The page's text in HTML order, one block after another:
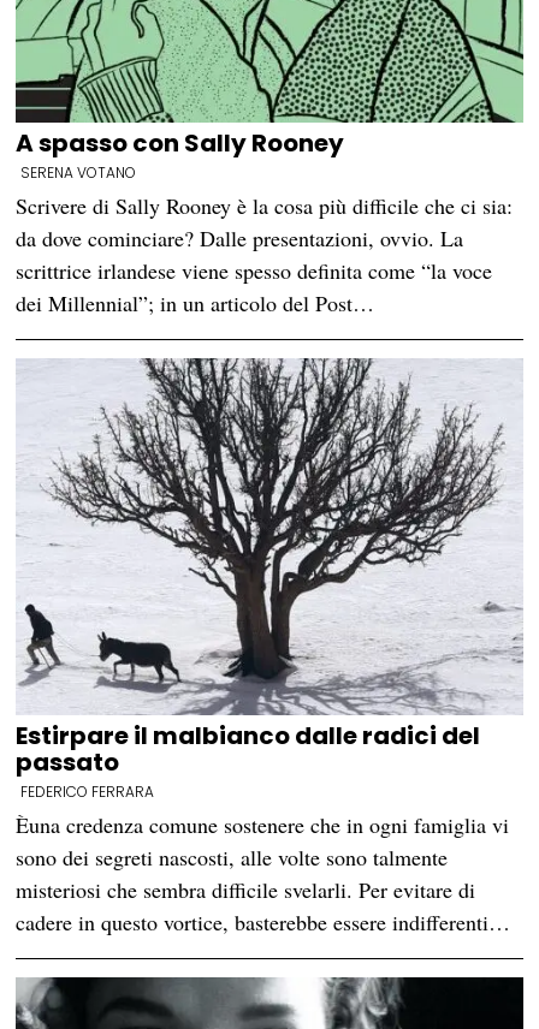
A spasso con Sally Rooney
SERENA VOTANO
Scrivere di Sally Rooney è la cosa più difficile che ci sia:
da dove cominciare? Dalle presentazioni, ovvio. La
scrittrice irlandese viene spesso definita come “la voce
dei Millennial”; in un articolo del Post…
Estirpare il malbianco dalle radici del
passato
FEDERICO FERRARA
Èuna credenza comune sostenere che in ogni famiglia vi
sono dei segreti nascosti, alle volte sono talmente
misteriosi che sembra difficile svelarli. Per evitare di
cadere in questo vortice, basterebbe essere indifferenti…